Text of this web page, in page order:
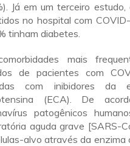
Já em um terceiro
no hospital com
tinham diabetes.
mais
de pacientes com
com inibidores da
(ECA). De
patogênicos
aguda grave [SARS-
alvo através da enzima